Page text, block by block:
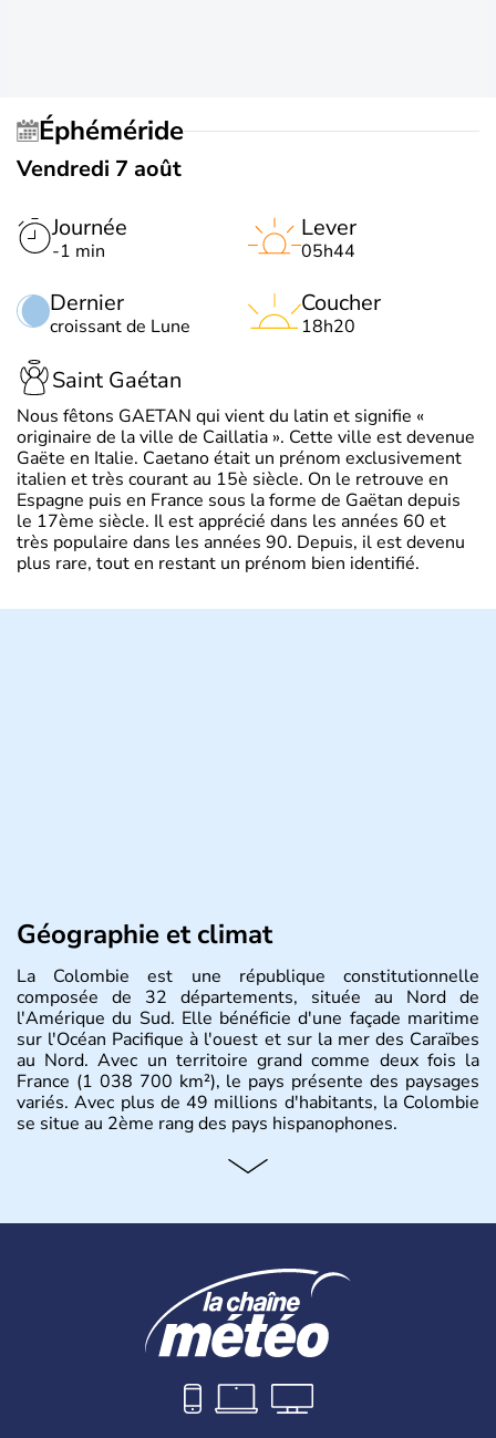
Éphéméride
Vendredi 7 août
Journée
-1 min
Dernier
croissant de Lune
Lever
05h44
Coucher
18h20
Saint Gaétan
Nous fêtons GAETAN qui vient du latin et signifie «
originaire de la ville de Caillatia ». Cette ville est devenue
Gaëte en Italie. Caetano était un prénom exclusivement
italien et très courant au 15è siècle. On le retrouve en
Espagne puis en France sous la forme de Gaëtan depuis
le 17ème siècle. Il est apprécié dans les années 60 et
très populaire dans les années 90. Depuis, il est devenu
plus rare, tout en restant un prénom bien identifié.
Géographie et climat
La Colombie est une république constitutionnelle
composée de 32 départements, située au Nord de
l'Amérique du Sud. Elle bénéficie d'une façade maritime
sur l'Océan Pacifique à l'ouest et sur la mer des Caraïbes
au Nord. Avec un territoire grand comme deux fois la
France (1 038 700 km²), le pays présente des paysages
variés. Avec plus de 49 millions d'habitants, la Colombie
se situe au 2ème rang des pays hispanophones.
Histoire et administration
Miranda, en hommage à Christophe Colomb. L'Espagne y
en 1538, qui est toujours la capitale. C'est en 1810, que
le premier parlement s'établit à Bogotà, suivi en 1813
par la proclamation de l'indépendance. la Colombie est
une République depuis 1830.